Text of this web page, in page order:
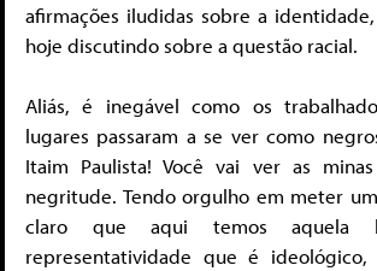
afirmações iludidas sobre a
hoje discutindo sobre a questão racial.
Aliás, é inegável como os
lugares passaram a se ver como
Itaim Paulista! Você vai ver as
negritude. Tendo orgulho em meter
claro que aqui temos aquela
representatividade que é ideológico,